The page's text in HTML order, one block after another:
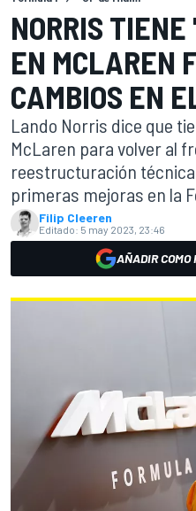
NORRIS
EN MCLAREN
CAMBIOS EN
Lando Norris dice que
McLaren para volver al
reestructuración
primeras mejoras en la
Filip Cleeren
Editado: 5 may 2023, 23:46
AÑADIR